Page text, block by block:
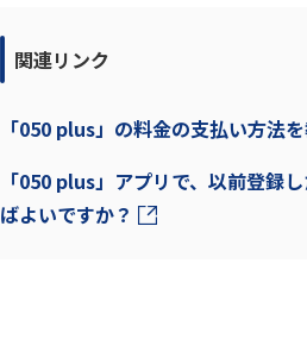
関連リンク
「050 plus」の料金の支払い方法を
「050 plus」アプリで、以前登録
ばよいですか？